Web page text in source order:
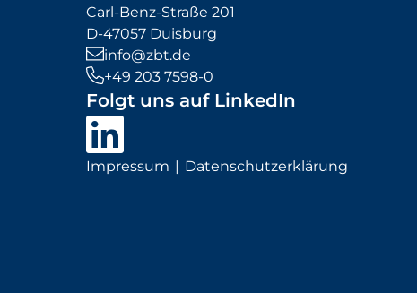
Carl-Benz-Straße 201
D-47057 Duisburg
info@zbt.de
+49 203 7598-0
Folgt uns auf LinkedIn
Impressum Datenschutzerklärung